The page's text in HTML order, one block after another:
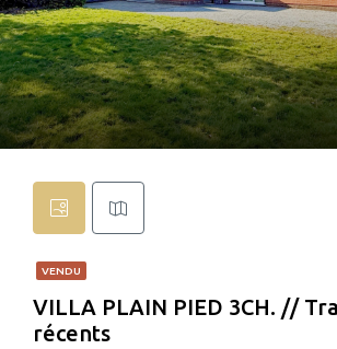
VENDU
VILLA PLAIN PIED 3CH. //
récents